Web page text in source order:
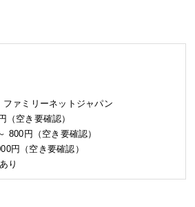
ファミリーネットジャパン
（空き要確認）
800円（空き要確認）
円（空き要確認）
り